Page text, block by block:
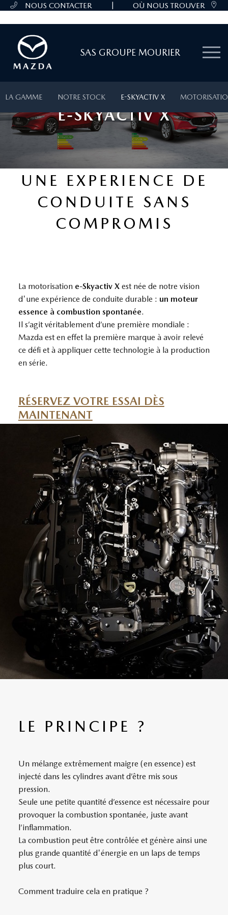
NOUS CONTACTER | OÙ NOUS TROUVER
SAS GROUPE MOURIER
LA GAMME NOTRE STOCK E-SKYACTIV X
E-SKYACTIV X
UNE EXPERIENCE DE
CONDUITE SANS
COMPROMIS
La motorisation e-Skyactiv Xest née de notre vision
d'une expérience de conduite durable : un moteur
essence à combustion spontanée.
Il s’agit véritablement d’une première mondiale :
Mazda est en effet la première marque à avoir relevé
ce défi et à appliquer cette technologie à la production
en série.
RÉSERVEZ VOTRE ESSAI DÈS
MAINTENANT
LE PRINCIPE ?
Un mélange extrêmement maigre (en essence) est
injecté dans les cylindres avant d’être mis sous
pression.
Seule une petite quantité d’essence est nécessaire pour
provoquer la combustion spontanée, juste avant
l’inflammation.
La combustion peut être contrôlée et génère ainsi une
plus grande quantité d'énergie en un laps de temps
plus court.
Comment traduire cela en pratique ?